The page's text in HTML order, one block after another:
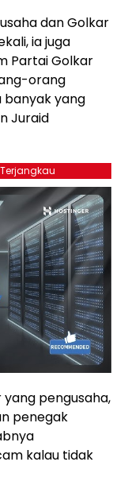
dan Golkar
ia juga
Partai Golkar
orang
banyak yang
Juraid
pengusaha,
penegak
kalau tidak